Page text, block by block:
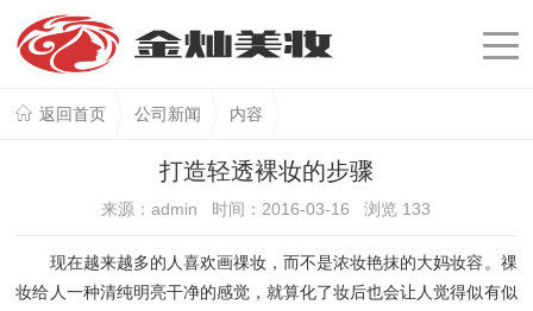
返回首页 公司新闻 内容
打造轻透裸妆的步骤
来源：admin 时间：2016-03-16 浏览 133
现在越来越多的人喜欢画祼妆，而不是浓妆艳抹的大妈妆容。祼
妆给人一种清纯明亮干净的感觉，就算化了妆后也会让人觉得似有似